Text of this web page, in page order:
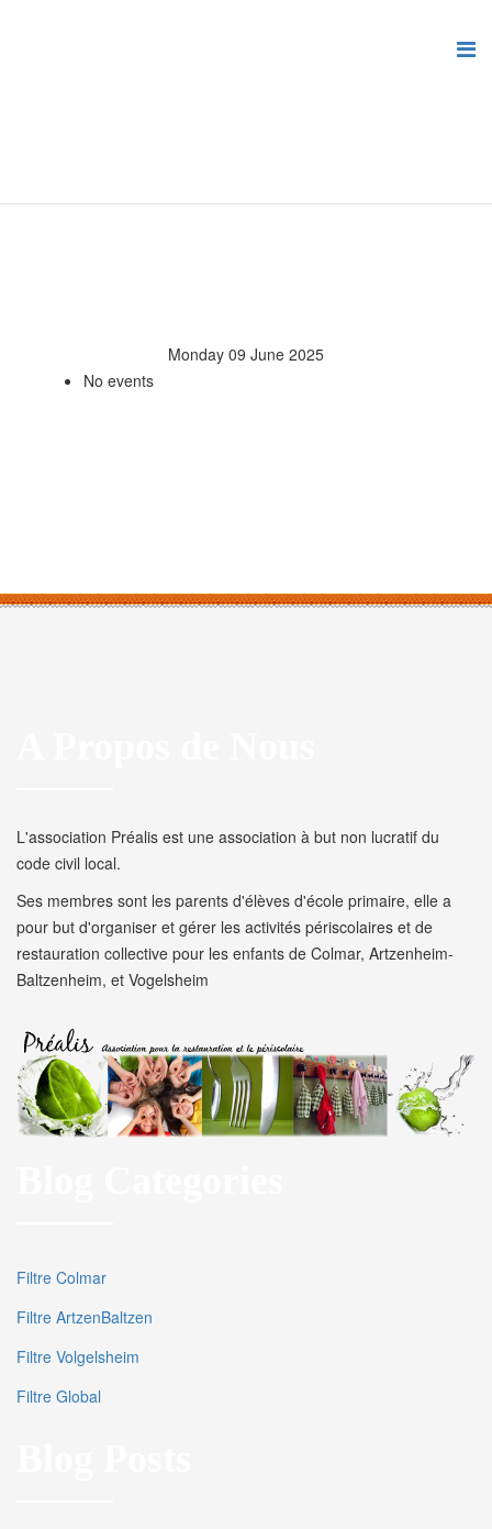
Monday 09 June 2025
No events
L'association Préalis est une association à but non lucratif du
code civil local.
Ses membres sont les parents d'élèves d'école primaire, elle a
pour but d'organiser et gérer les activités périscolaires et de
restauration collective pour les enfants de Colmar, Artzenheim-
Baltzenheim, et Vogelsheim
Filtre Colmar
Filtre ArtzenBaltzen
Filtre Volgelsheim
Filtre Global